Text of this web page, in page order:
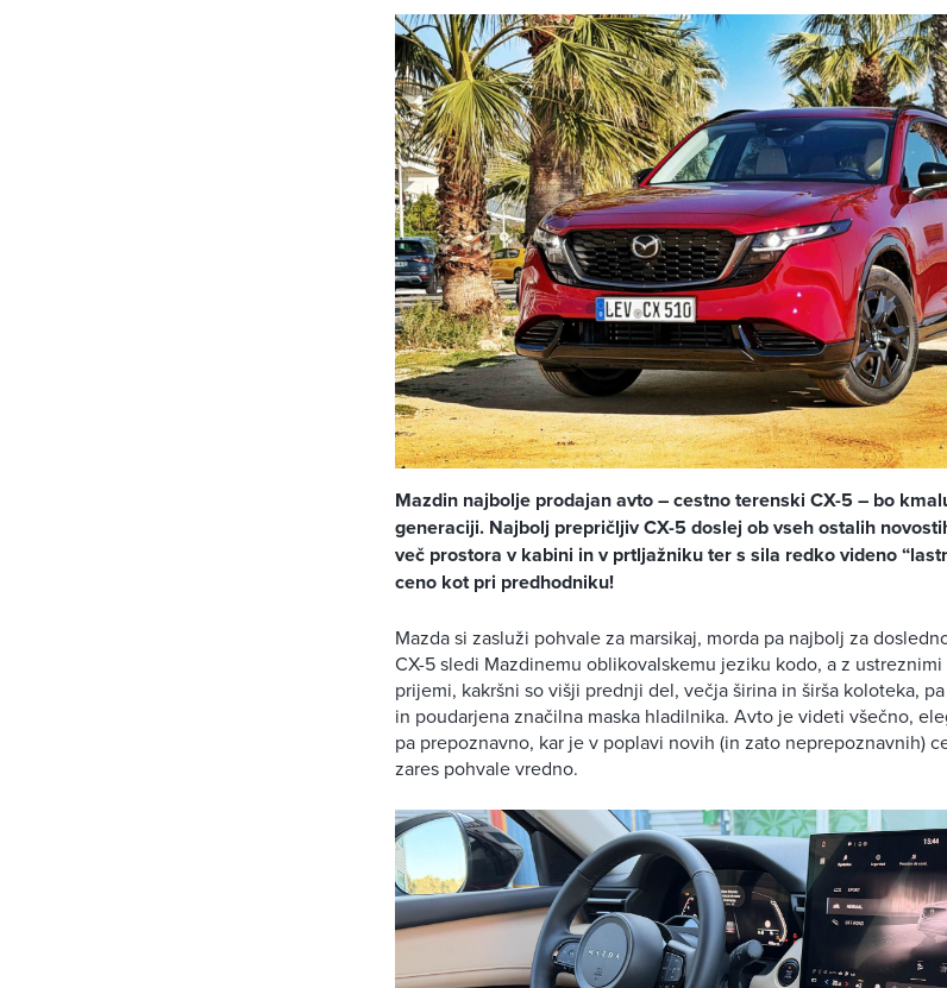
Mazdin najbolje prodajan avto – cestno terenski CX-5 – bo
generaciji. Najbolj prepričljiv CX-5 doslej ob vseh ostalih
več prostora v kabini in v prtljažniku ter s sila redko videno
ceno kot pri predhodniku!
Mazda si zasluži pohvale za marsikaj, morda pa najbolj za
CX-5 sledi Mazdinemu oblikovalskemu jeziku kodo, a z
prijemi, kakršni so višji prednji del, večja širina in širša koloteka,
in poudarjena značilna maska hladilnika. Avto je videti všečno,
pa prepoznavno, kar je v poplavi novih (in zato neprepoznavnih)
zares pohvale vredno.